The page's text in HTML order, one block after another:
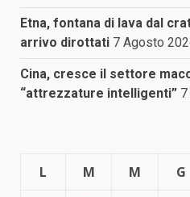
Etna, fontana di lava dal
arrivo dirottati 7 Agosto
Cina, cresce il settore
“attrezzature intelligenti”
L M M G